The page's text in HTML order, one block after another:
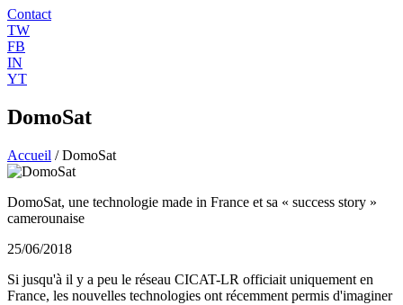
Contact
TW
FB
IN
YT
DomoSat
Accueil /DomoSat
DomoSat, une technologie made in France et sa « success story »
camerounaise
25/06/2018
Si jusqu'à il y a peu le réseau CICAT-LR officiait uniquement en
France, les nouvelles technologies ont récemment permis d'imaginer